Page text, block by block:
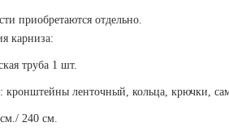
приобретаются отдельно.
карниза:
труба 1 шт.
кронштейны ленточный, кольца, крючки,
240 см.